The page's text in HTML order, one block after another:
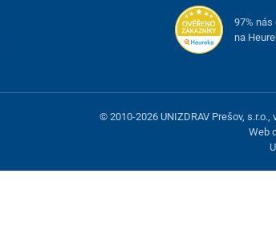
97%
na
© 2010-2026 UNIZDRAV Prešov, s.r.o.,
Web